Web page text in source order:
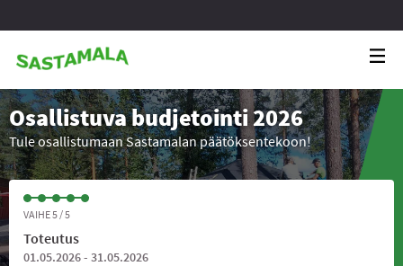
Osallistuva budjetointi 2026
Tule osallistumaan Sastamalan päätöksentekoon!
VAIHE 5 / 5
Toteutus
01.05.2026 - 31.05.2026